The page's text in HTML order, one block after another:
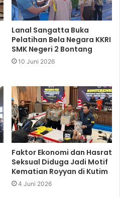
Lanal Sangatta Buka
Pelatihan Bela Negara KKRI
SMK Negeri 2 Bontang
10 Juni 2026
Faktor Ekonomi dan Hasrat
Seksual Diduga Jadi Motif
Kematian Royyan di Kutim
4 Juni 2026